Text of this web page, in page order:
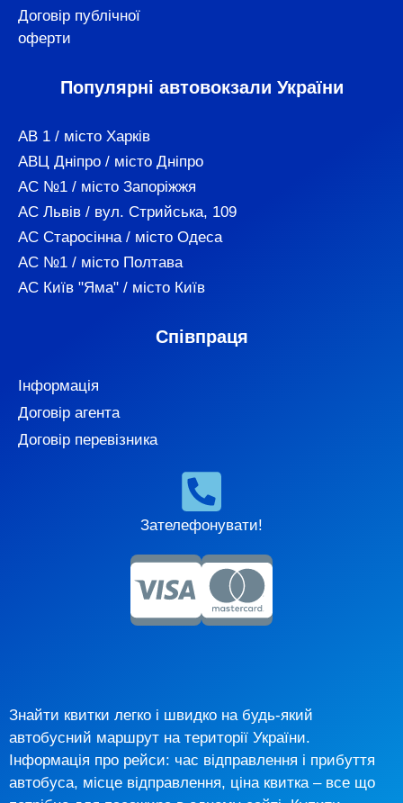
Договір публічної
оферти
Популярні автовокзали України
АВ 1 / місто Харків
АВЦ Дніпро / місто Дніпро
АС №1 / місто Запоріжжя
АС Львів / вул. Стрийська, 109
АС Старосінна / місто Одеса
АС №1 / місто Полтава
АС Київ "Яма" / місто Київ
Співпраця
Інформація
Договір агента
Договір перевізника
Зателефонувати!
Знайти квитки легко і швидко на будь-який
автобусний маршрут на території України.
Інформація про рейси: час відправлення і прибуття
автобуса, місце відправлення, ціна квитка – все що